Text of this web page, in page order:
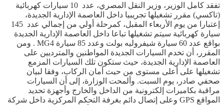
تفقد كامل الوزير، وزير النقل المصري، عدد 10 سيارات كهربائية
(تاكسي) مقرر تشغيلها تجريبيا داخل العاصمة الإدارية الجديدة،
إعتبارا من يوم الأربعاء المقبل، كمرحلة أولي من إجمالي عدد 145
سيارة كهربائية سيتم تشغيلها تباعا داخل العاصمة الإدارية الجديدة
بواقع عدد 60 سيارة شيفروليه بولت وعدد 85 سيارة MG4 . ومن
المقرر، أن تخدم السيارات الجديدة المواطنين والمترديين على
العاصمة الإدارية الجديدة، حيث ستكون تلك السيارات المزمع
تشغيلها على أعلى مستوى من حيث أمان الركاب، وفقا لبيان
صحفي صادر، يوم السبت. وألمحت الوزارة، إلى أن السيارات
مراقبة بكاميرات إلكترونية من الداخل والخارج وأجهزة تحديد
المواقع GPS وعلى إتصال دائم بغرفة التحكم المركزية داخل شركة